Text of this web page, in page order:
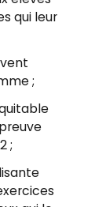
qui leur
;
;